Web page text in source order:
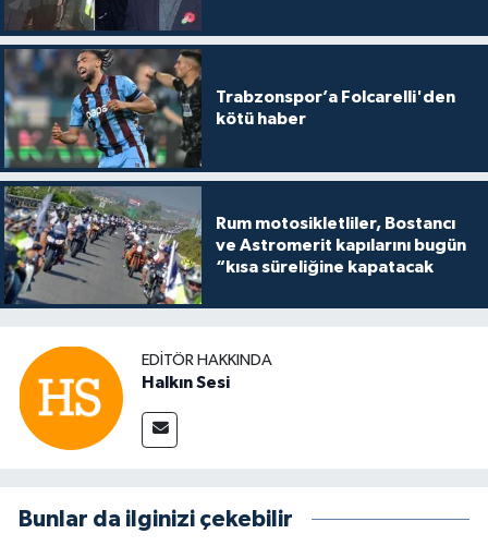
Trabzonspor’a Folcarelli'den
kötü haber
Rum motosikletliler, Bostancı
ve Astromerit kapılarını bugün
“kısa süreliğine kapatacak
EDITÖR HAKKINDA
Halkın Sesi
Bunlar da ilginizi çekebilir